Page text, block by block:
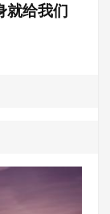
就给我们